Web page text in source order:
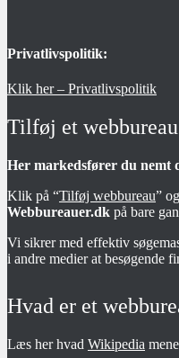
Privatlivspolitik:
Klik her – Privatlivspolitik
Tilføj et webbureau
Her markedsfører du nemt
Klik på “Tilføj webbureau”
Webbureauer.dk på bare
Vi sikrer med effektiv
i andre medier at besøgende
Hvad er et
Læs her hvad Wikipedia